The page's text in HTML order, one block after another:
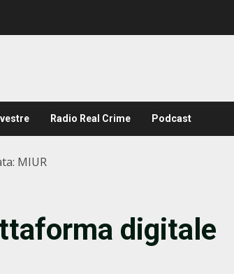
Radio Real Crime Podcast
MIUR
digitale